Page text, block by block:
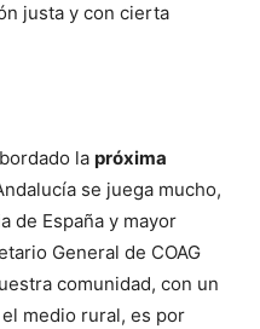
justa y con cierta
la próxima
se juega mucho,
de España y mayor
General de COAG
comunidad, con un
medio rural, es por